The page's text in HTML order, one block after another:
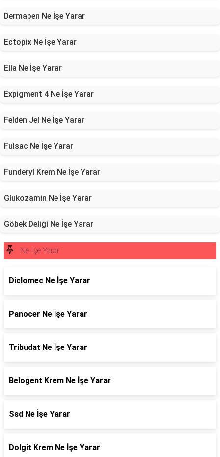
Dermapen Ne İşe Yarar
Ectopix Ne İşe Yarar
Ella Ne İşe Yarar
Expigment 4 Ne İşe Yarar
Felden Jel Ne İşe Yarar
Fulsac Ne İşe Yarar
Funderyl Krem Ne İşe Yarar
Glukozamin Ne İşe Yarar
Göbek Deliği Ne İşe Yarar
Ne İşe Yarar
Diclomec Ne İşe Yarar
Panocer Ne İşe Yarar
Tribudat Ne İşe Yarar
Belogent Krem Ne İşe Yarar
Ssd Ne İşe Yarar
Dolgit Krem Ne İşe Yarar